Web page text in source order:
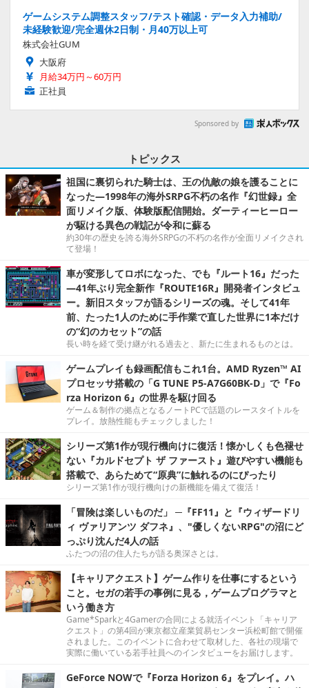
ゲームシステム調整スタッフ/テスト確認・データ入力補助/
未経験歓迎/完全週休2日制・月40万以上可
株式会社GUM
大阪府
月給34万円～60万円
正社員
Sponsored by
トピックス
祖国に裏切られた騎士は、王の仇敵の娘を護ることに
なった―1998年の海外SRPG不朽の名作『幻世録』全
面リメイク版、体験版配信開始。ダーティーヒーロー
が駆ける異色の戦記が令和に蘇る
約30年の歴史を誇る海外SRPGの不朽の名作が全面リメイクされ
て登場！
車が変形してロボになった、でも『ルート16』だった
―41年ぶり完全新作『ROUTE16R』開発者インタビュ
ー。新旧スタッフが語るシリーズの魂。そして41年
前、たった1人のために手作業で直した世界に1本だけ
の“幻のカセット”の話
長い時を経て受け継がれる過去と、新たに生まれるものとは。
ゲームプレイも録画配信もこれ1台。AMD Ryzen™ AI
プロセッサ搭載の「G TUNE P5-A7G60BK-D」で『Fo
rza Horizon 6』の世界を駆け回る
ゲーム＆制作の拠点となるノートPCで話題のレースタイトルを
プレイ。放熱性能もチェックしました！
シリーズ第1作が現行機向けに復活！懐かしくも色褪せ
ない『カルドセプト ザ ファースト』遊びやすい機能も
搭載で、あらためて“原典”に触れるのにぴったり
シリーズ第1作が現行機向けの新機能を備えて復活！
「冒険は楽しいものだ」 ─『FF11』と『ウィザードリ
ィ ヴァリアンツ ダフネ』、"優しくないRPG"の沼にど
っぷり沈んだ4人の話
ふたつの沼の住人たちが語る奥深さとは。
【キャリアクエスト】ゲーム作りを仕事にするという
こと。セガの若手の事例に見る，ゲームプログラマと
いう働き方
Game*Sparkと4Gamerの合同による就活イベント「キャリア
クエスト」の第4回が東京都立産業貿易センター浜松町館で開催
されました。このイベントに合わせて取材した、各社の現場で
実際に働いている若手社員へのインタビューをお届けします。
GeForce NOWで『Forza Horizon 6』をプレイ。ハ